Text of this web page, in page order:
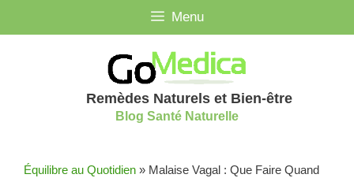
au
Menu
Remèdes Naturels et Bien-être
Blog Santé Naturelle
Équilibre au Quotidien » Malaise Vagal : Que Faire Quand